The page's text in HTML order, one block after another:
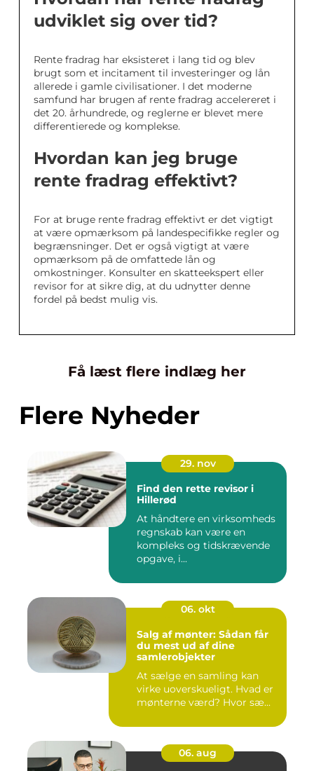
udviklet sig over tid?
Rente fradrag har eksisteret i lang tid og blev
brugt som et incitament til investeringer og lån
allerede i gamle civilisationer. I det moderne
samfund har brugen af rente fradrag accelereret i
det 20. århundrede, og reglerne er blevet mere
differentierede og komplekse.
Hvordan kan jeg bruge
rente fradrag effektivt?
For at bruge rente fradrag effektivt er det vigtigt
at være opmærksom på landespecifikke regler og
begrænsninger. Det er også vigtigt at være
opmærksom på de omfattede lån og
omkostninger. Konsulter en skatteekspert eller
revisor for at sikre dig, at du udnytter denne
fordel på bedst mulig vis.
Få læst flere indlæg her
Flere Nyheder
29. nov
Find den rette revisor i
Hillerød
At håndtere en virksomheds
regnskab kan være en
kompleks og tidskrævende
opgave, i...
06. okt
Salg af mønter: Sådan får
du mest ud af dine
samlerobjekter
At sælge en samling kan
virke uoverskueligt. Hvad er
mønterne værd? Hvor sæ...
06. aug